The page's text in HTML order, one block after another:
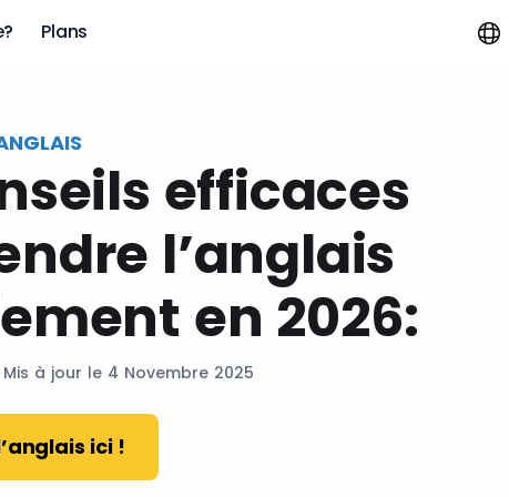
Plans
efficaces
l’anglais
en 2026:
Mis à jour le 4 Novembre 2025
ici !